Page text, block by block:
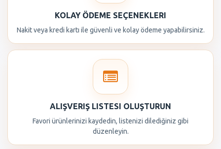
KOLAY ÖDEME SEÇENEKLERI
Nakit veya kredi kartı ile güvenli ve kolay ödeme yapabilirsiniz.
ALIŞVERIŞ LISTESI OLUŞTURUN
Favori ürünlerinizi kaydedin, listenizi dilediğiniz gibi
düzenleyin.